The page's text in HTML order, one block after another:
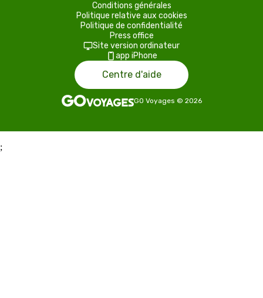
Conditions générales
Politique relative aux cookies
Politique de confidentialité
Press office
Site version ordinateur
app iPhone
Centre d'aide
GO Voyages © 2026
;